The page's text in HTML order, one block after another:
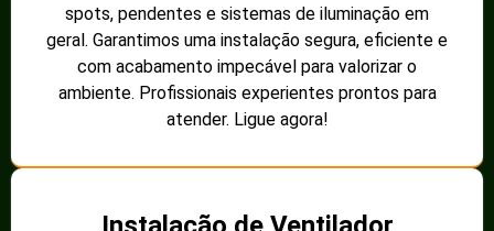
spots, pendentes e sistemas de iluminação em
geral. Garantimos uma instalação segura, eficiente e
com acabamento impecável para valorizar o
ambiente. Profissionais experientes prontos para
atender. Ligue agora!